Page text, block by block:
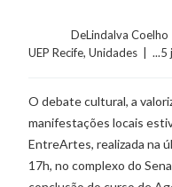
DeLindalva Coelho
UEP Recife, Unidades
|
O debate cultural, a
manifestações locais
EntreArtes, realizada na
17h, no complexo do